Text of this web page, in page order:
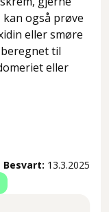
kan også prøve
eller smøre
til
eller
Besvart: 13.3.2025